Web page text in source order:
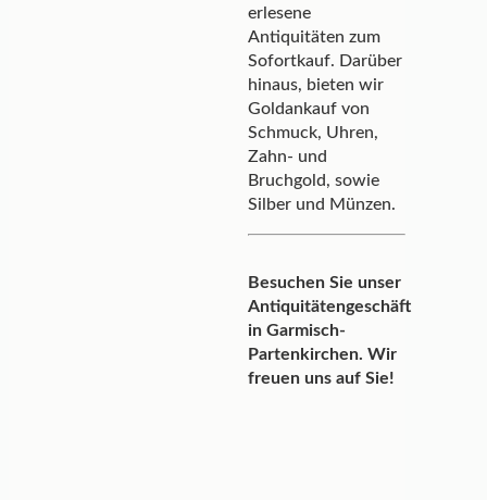
erlesene
Antiquitäten zum
Sofortkauf. Darüber
hinaus, bieten wir
Goldankauf von
Schmuck, Uhren,
Zahn- und
Bruchgold, sowie
Silber und Münzen.
Besuchen Sie unser
Antiquitätengeschäft
in Garmisch-
Partenkirchen. Wir
freuen uns auf Sie!